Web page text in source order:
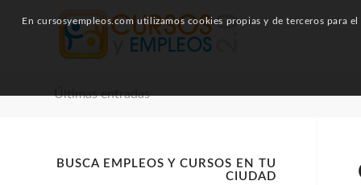
Últimas entradas
BUSCA EMPLEOS Y CURSOS EN TU
CIUDAD
En cursosyempleos.com utilizamos cookies propias y de terceros para